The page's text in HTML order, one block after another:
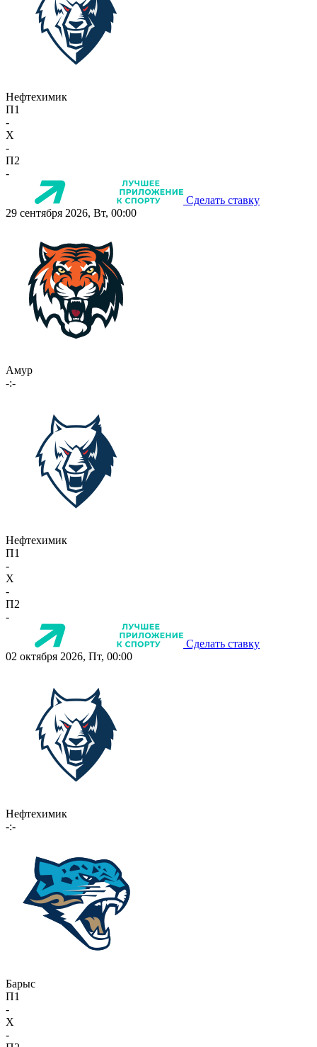
Нефтехимик
П1
-
X
-
П2
-
Сделать ставку
29 сентября 2026, Вт, 00:00
Амур
-:-
Нефтехимик
П1
-
X
-
П2
-
Сделать ставку
02 октября 2026, Пт, 00:00
Нефтехимик
-:-
Барыс
П1
-
X
-